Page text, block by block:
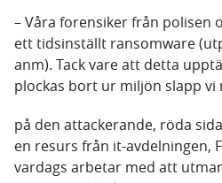
– Våra forensiker från polisen
ett tidsinställt ransomware
anm). Tack vare att detta
plockas bort ur miljön slapp vi
på den attackerande, röda
en resurs från it-avdelningen,
vardags arbetar med att